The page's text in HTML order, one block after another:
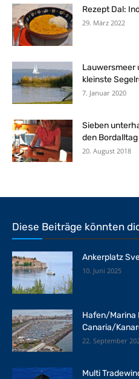
Rezept Dal:
29. März 2022
Lauwersmeer
kleinste
7. Januar 2020
Sieben
den Bordalltag
20. August 2018
Diese Beiträge könnten
Ankerplatz
10. Juni 2025
Hafen/Marina
Canaria/
22. September
Multi